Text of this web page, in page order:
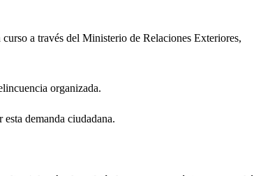
a través del Ministerio de Relaciones Exteriores,
organizada.
demanda ciudadana.